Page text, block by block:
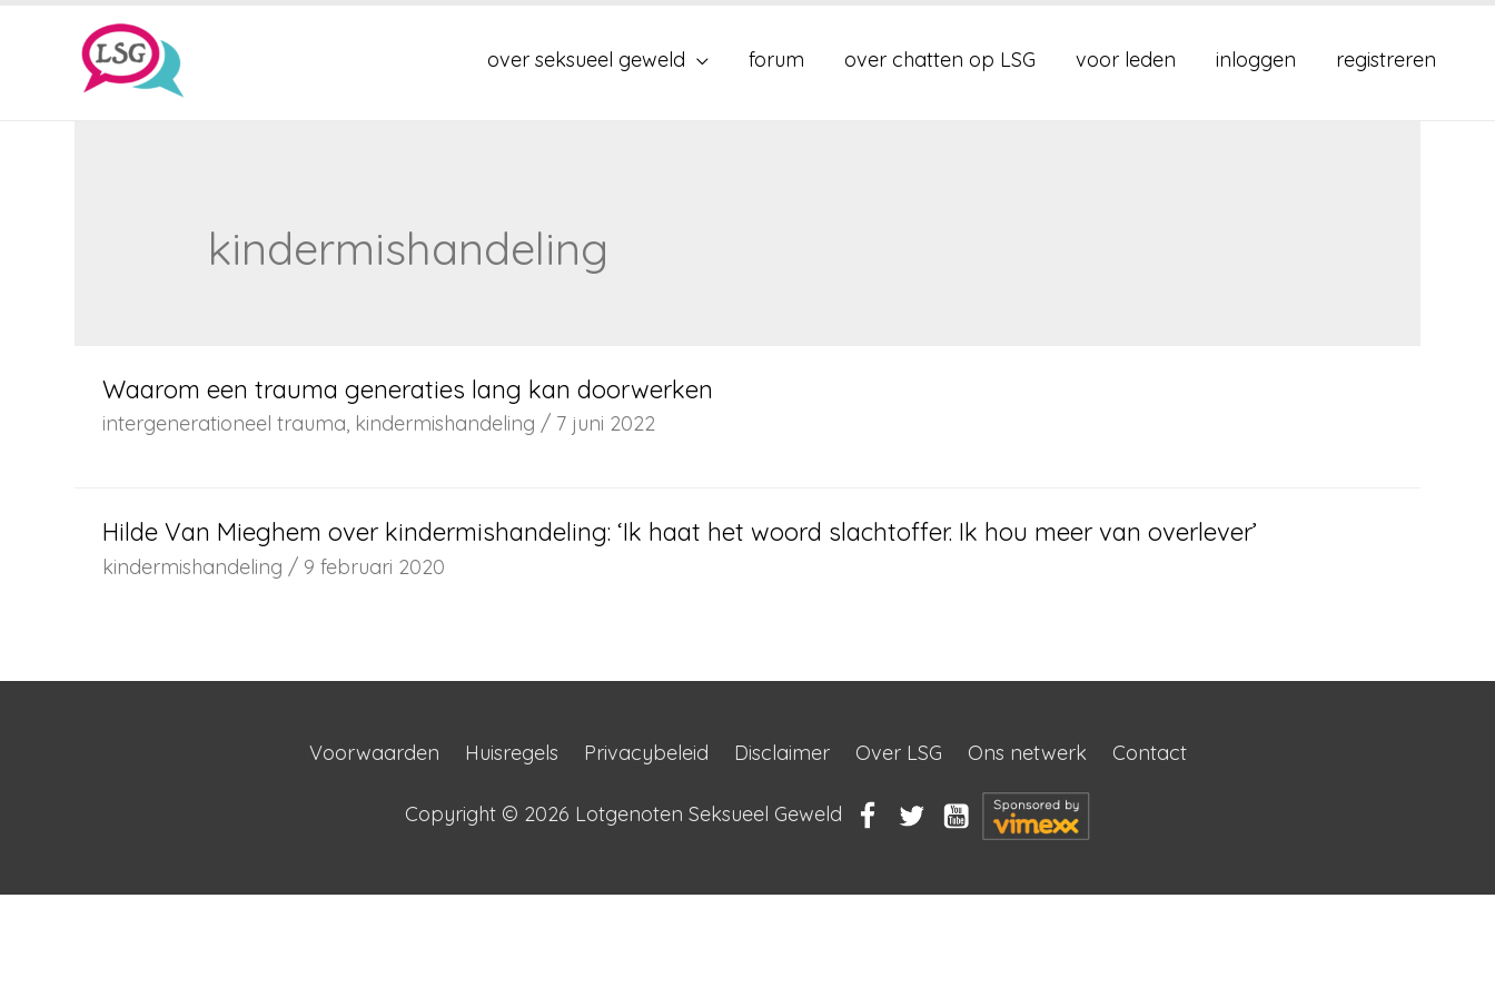
over seksueel geweld forum over chatten op LSG voor leden inloggen registreren
kindermishandeling
Waarom een trauma generaties lang kan doorwerken
intergenerationeel trauma, kindermishandeling / 7 juni 2022
Hilde Van Mieghem over kindermishandeling: ‘Ik haat het woord slachtoffer. Ik hou meer van overlever’
kindermishandeling / 9 februari 2020
Voorwaarden Huisregels Privacybeleid Disclaimer Over LSG Ons netwerk Contact
Copyright © 2026 Lotgenoten Seksueel Geweld